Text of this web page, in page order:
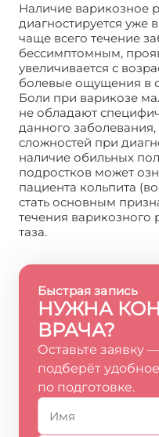
Наличие варикозное
диагностируется уже
чаще всего течение
бессимптомным,
увеличивается с
болевые ощущения в
Боли при варикозе
не обладают
данного
сложностей при
наличие обильных
подростков может
пациента кольпита
стать основным
течения
таза.
Быстрая запись
НУЖНА
ВРАЧА?
Оставьте заявку
подберёт
по подготовке.